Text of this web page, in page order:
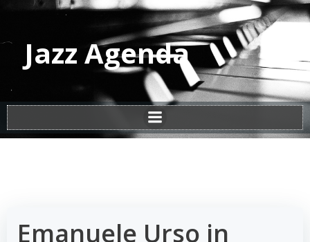
Vai
al
contenuto
Jazz Agenda
Emanuele Urso in